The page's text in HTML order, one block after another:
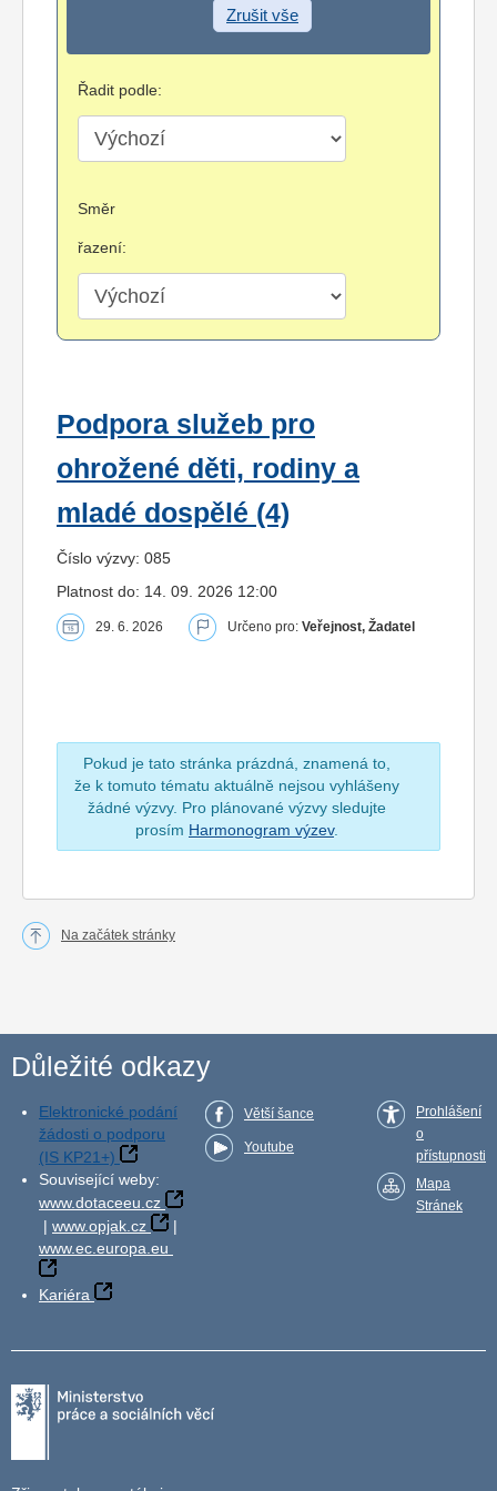
Zrušit vše
Řadit podle:
Směr
řazení:
Podpora služeb pro
ohrožené děti, rodiny a
mladé dospělé (4)
Číslo výzvy: 085
Platnost do: 14. 09. 2026 12:00
29. 6. 2026 Určeno pro: Veřejnost, Žadatel
Pokud je tato stránka prázdná, znamená to,
že k tomuto tématu aktuálně nejsou vyhlášeny
žádné výzvy. Pro plánované výzvy sledujte
prosím Harmonogram výzev.
Na začátek stránky
Důležité odkazy
Elektronické podání
žádosti o podporu
(IS KP21+)
Související weby:
www.dotaceeu.cz
| www.opjak.cz
|
www.ec.europa.eu
Kariéra
Větší šance
Youtube
Prohlášení
o
přístupnosti
Mapa
Stránek